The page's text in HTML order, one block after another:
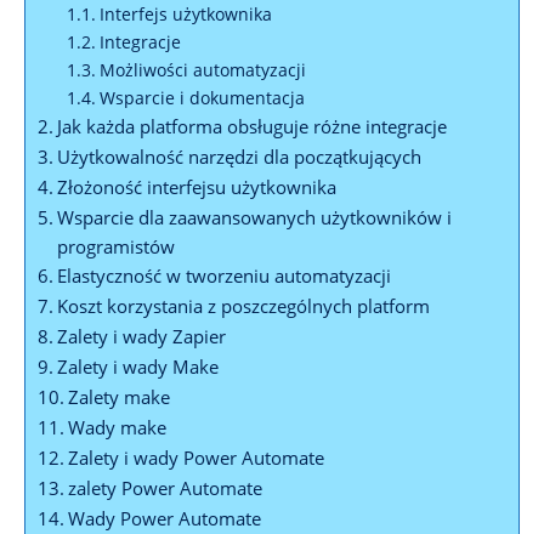
Interfejs użytkownika
Integracje
Możliwości automatyzacji
Wsparcie i dokumentacja
Jak każda platforma obsługuje różne integracje
Użytkowalność ‍narzędzi dla początkujących
Złożoność interfejsu użytkownika
Wsparcie dla zaawansowanych użytkowników i
programistów
Elastyczność w tworzeniu automatyzacji
Koszt korzystania z poszczególnych platform
Zalety i wady Zapier
Zalety i wady Make
Zalety make
Wady make
Zalety i wady ⁢Power Automate
zalety Power Automate
Wady Power Automate